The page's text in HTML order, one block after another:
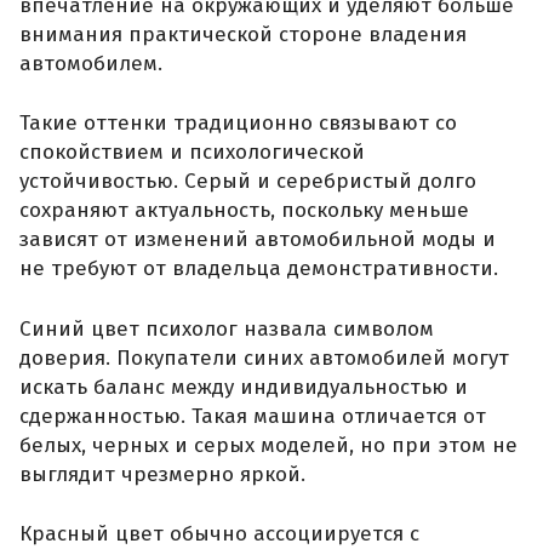
впечатление на окружающих и уделяют больше
внимания практической стороне владения
автомобилем.
Такие оттенки традиционно связывают со
спокойствием и психологической
устойчивостью. Серый и серебристый долго
сохраняют актуальность, поскольку меньше
зависят от изменений автомобильной моды и
не требуют от владельца демонстративности.
Синий цвет психолог назвала символом
доверия. Покупатели синих автомобилей могут
искать баланс между индивидуальностью и
сдержанностью. Такая машина отличается от
белых, черных и серых моделей, но при этом не
выглядит чрезмерно яркой.
Красный цвет обычно ассоциируется с